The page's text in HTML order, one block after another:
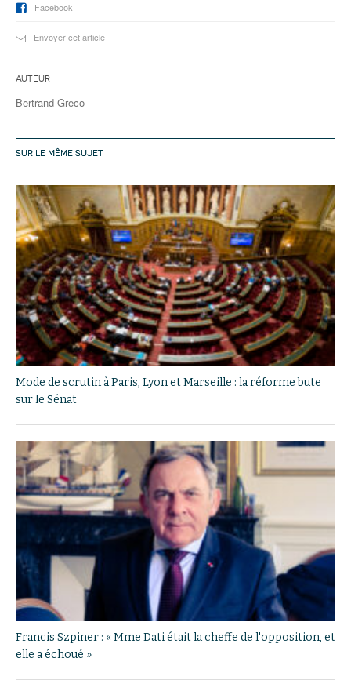
Facebook
Envoyer cet article
Auteur
Bertrand Greco
SUR LE MÊME SUJET
Mode de scrutin à Paris, Lyon et Marseille : la réforme bute
sur le Sénat
Francis Szpiner : « Mme Dati était la cheffe de l'opposition, et
elle a échoué »